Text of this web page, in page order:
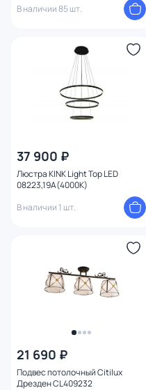
В наличии 85 шт.
37 900 ₽
Люстра KINK Light Тор LED
08223,19A(4000K)
В наличии 1 шт.
21 690 ₽
Подвес потолочный Citilux
Дрезден CL409232